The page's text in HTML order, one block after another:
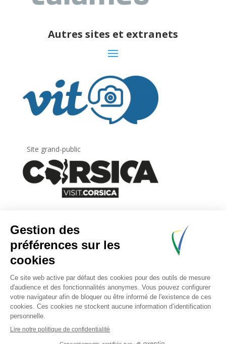
Autres sites et extranets
Site grand-public
Inscrivez-vous à la lettre d’information
de
l’Agence du tourisme de la Corse.